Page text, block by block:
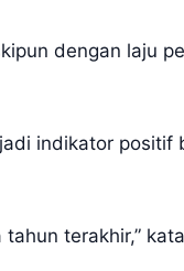
dengan laju
indikator positif
terakhir,”